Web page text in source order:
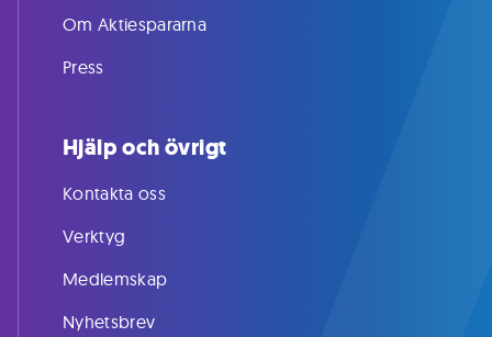
Om Aktiespararna
Press
Hjälp och övrigt
Kontakta oss
Verktyg
Medlemskap
Nyhetsbrev